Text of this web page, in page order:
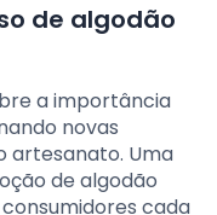
de algodão
a importância
novas
artesanato. Uma
de algodão
cada